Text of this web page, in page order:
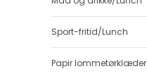
Sport-fritid/Lunch
Papir lommetørklæder